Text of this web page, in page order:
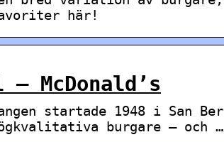
här!
startade 1948 i San
burgare – och …